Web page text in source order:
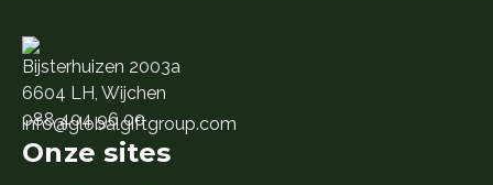
Bijsterhuizen 2003a
6604 LH, Wijchen
088 404 96 00
info@globalgiftgroup.com
Onze sites